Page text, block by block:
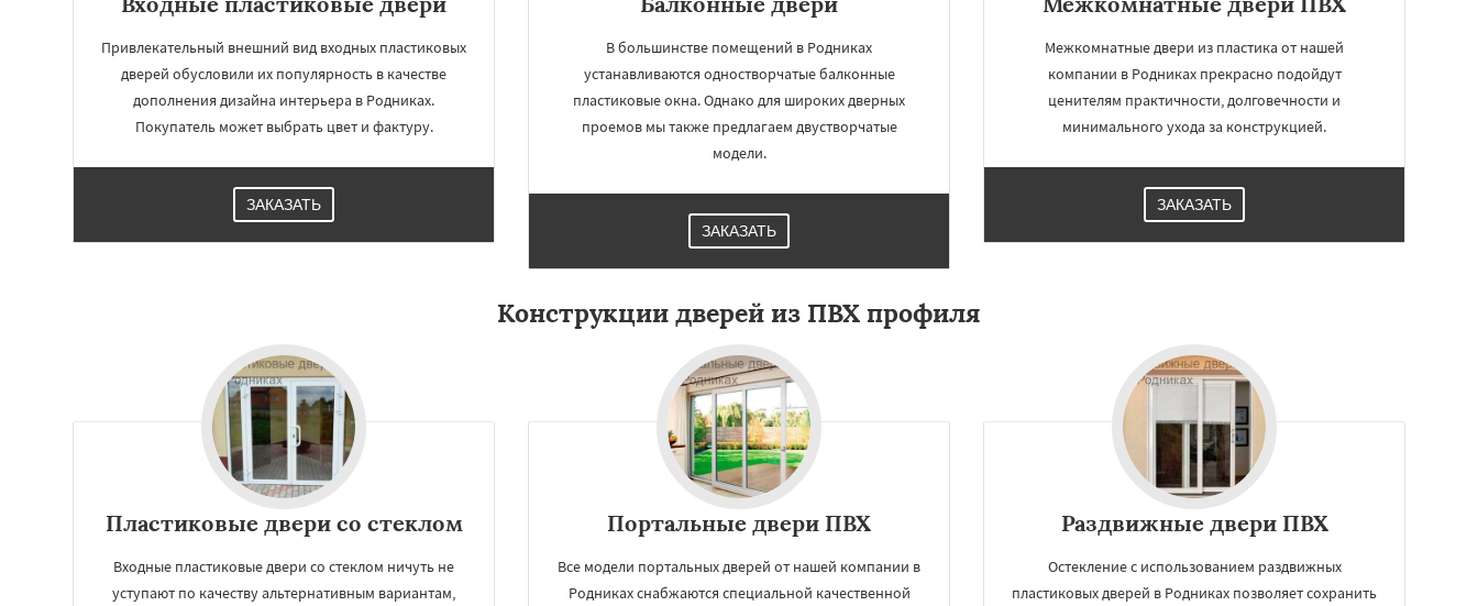
Привлекательный внешний вид входных пластиковых
дверей обусловили их популярность в качестве
дополнения дизайна интерьера в Родниках.
Покупатель может выбрать цвет и фактуру.
ЗАКАЗАТЬ
В большинстве помещений в Родниках
устанавливаются одностворчатые балконные
пластиковые окна. Однако для широких дверных
проемов мы также предлагаем двустворчатые
модели.
ЗАКАЗАТЬ
Межкомнатные двери из пластика от нашей
компании в Родниках прекрасно подойдут
ценителям практичности, долговечности и
минимального ухода за конструкцией.
ЗАКАЗАТЬ
Конструкции дверей из ПВХ профиля
Пластиковые двери со стеклом
Входные пластиковые двери со стеклом ничуть не
уступают по качеству альтернативным вариантам,
Портальные двери ПВХ
Все модели портальных дверей от нашей компании в
Родниках снабжаются специальной качественной
Раздвижные двери ПВХ
Остекление с использованием раздвижных
пластиковых дверей в Родниках позволяет сохранить